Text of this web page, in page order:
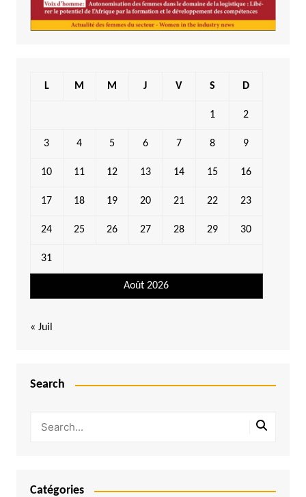
Août 2026
L M M J V S D
1 2
3 4 5 6 7 8 9
10 11 12 13 14 15 16
17 18 19 20 21 22 23
24 25 26 27 28 29 30
31
« Juil
Search
Catégories